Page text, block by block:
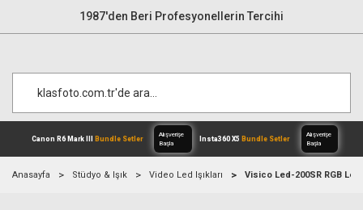
1987'den Beri Profesyonellerin Tercihi
Anasayfa Stüdyo & Işık Video Led Işıkları Visico Led-200SR RGB Led